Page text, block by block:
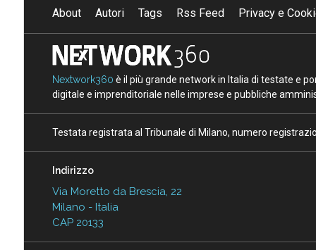
About Autori Tags Rss Feed Privacy e
Nextwork360 è il più grande network in Italia di testate e
digitale e imprenditoriale nelle imprese e pubbliche
Testata registrata al Tribunale di Milano, numero
Indirizzo
Via Moretto da Brescia, 22
Milano - Italia
CAP 20133